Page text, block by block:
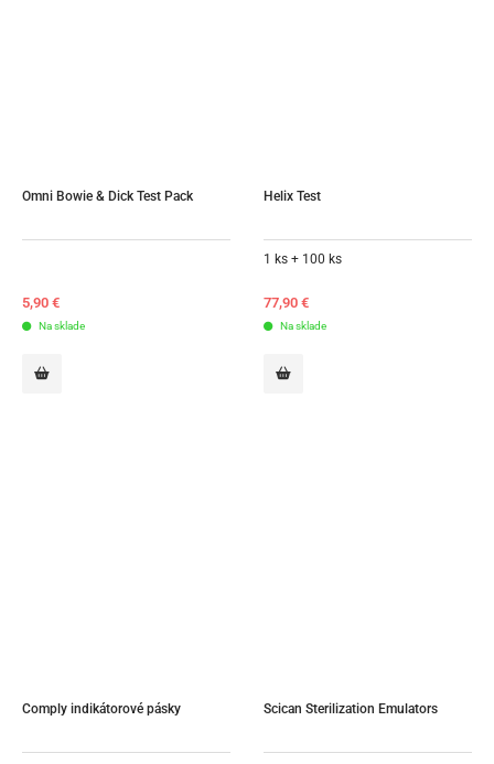
Omni Bowie & Dick Test Pack
5,90 €
Na sklade
Helix Test
1 ks + 100 ks
77,90 €
Na sklade
Comply indikátorové pásky Scican Sterilization Emulators